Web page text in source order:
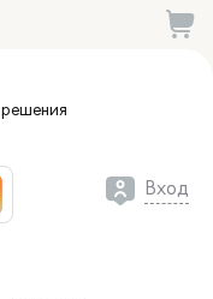
решения
Вход